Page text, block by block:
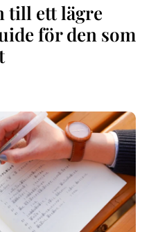
till ett lägre
för den som